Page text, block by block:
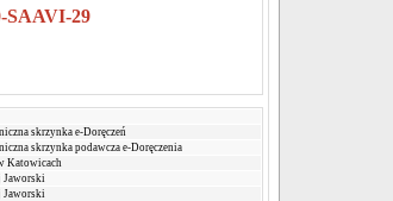
SAAVI-29
skrzynka e-Doręczeń
skrzynka podawcza e-Doręczenia
Katowicach
Jaworski
Jaworski